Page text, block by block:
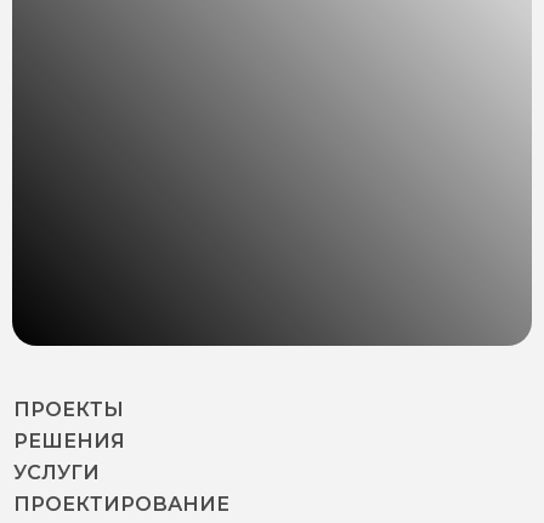
ПРОЕКТЫ
РЕШЕНИЯ
УСЛУГИ
ПРОЕКТИРОВАНИЕ